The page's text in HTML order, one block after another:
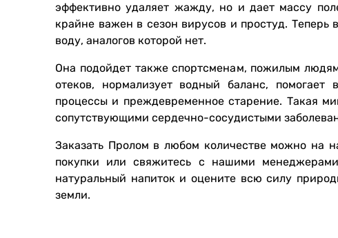
эффективно удаляет жажду, но и дает массу
крайне важен в сезон вирусов и простуд. Теперь
воду, аналогов которой нет.
Она подойдет также спортсменам, пожилым
отеков, нормализует водный баланс,
процессы и преждевременное старение. Такая
сопутствующими сердечно-сосудистыми
Заказать Пролом в любом количестве можно на
покупки или свяжитесь с нашими
натуральный напиток и оцените всю силу
земли.